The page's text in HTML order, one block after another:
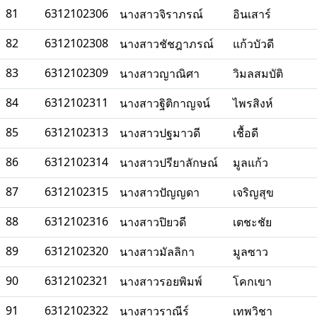
81 6312102306 นางสาวจิราภรณ์
อินเสาร์
82
6312102308 นางสาวชัชฎาภรณ์
แก้วบัวดี
83
6312102309 นางสาวญาณิศา
วิมลสมบัติ
84
6312102311 นางสาวฐิติกาญจน์
ไพรสิงห์
85
6312102313 นางสาวปฐมาวดี
เชื้อดี
86
6312102314 นางสาวปรียาลักษณ์
มูลแก้ว
87
6312102315 นางสาวปัญญดา
เจริญสุข
88
6312102316 นางสาวปิยวดี
เตชะชัย
89
6312102320 นางสาวมัลลิกา
มูลซาว
90
6312102321 นางสาวรอยพิมพ์
โคกเขา
91
6312102322 นางสาวราณีร์
เทพวิชา